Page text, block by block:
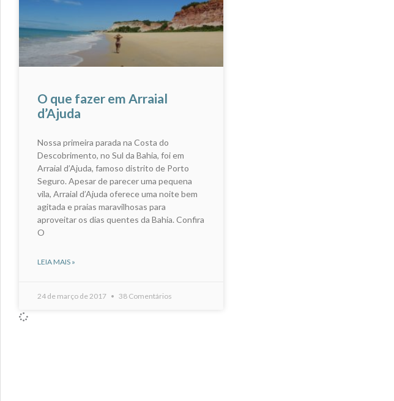
O que fazer em Arraial
d’Ajuda
Nossa primeira parada na Costa do
Descobrimento, no Sul da Bahia, foi em
Arraial d’Ajuda, famoso distrito de Porto
Seguro. Apesar de parecer uma pequena
vila, Arraial d’Ajuda oferece uma noite bem
agitada e praias maravilhosas para
aproveitar os dias quentes da Bahia. Confira
O
LEIA MAIS »
24 de março de 2017 38 Comentários